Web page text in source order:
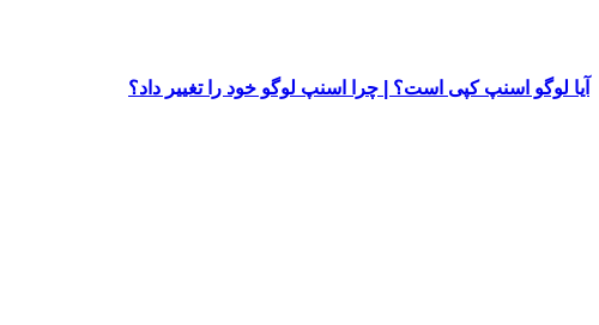
آیا لوگو اسنپ کپی است؟ | چرا اسنپ لوگو خود را تغییر داد؟